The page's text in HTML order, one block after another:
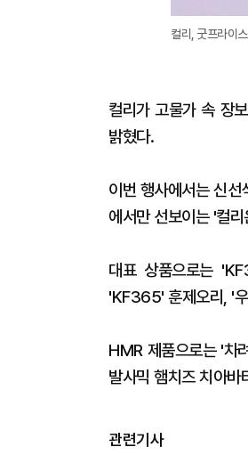
컬리, 굿프라이
컬리가 고물가 속 장
밝혔다.
이번 행사에서는 신
에서만 선보이는 '컬
대표 상품으로는
'KF365' 훈제오리, '
HMR 제품으로는 '차
발사믹 햄치즈 치아바
관련기사